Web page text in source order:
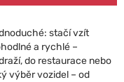
stačí vzít
a rychlé –
do restaurace nebo
výběr vozidel – od